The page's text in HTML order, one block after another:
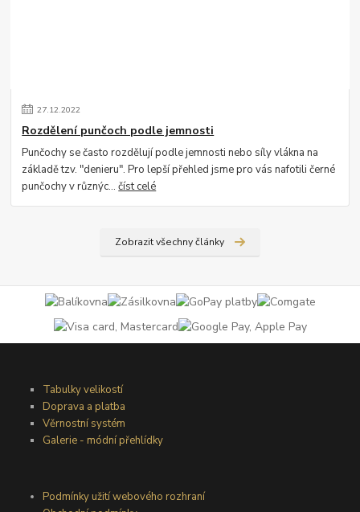
27.12.2022
Rozdělení punčoch podle jemnosti
Punčochy se často rozdělují podle jemnosti nebo síly vlákna na
základě tzv. "denieru". Pro lepší přehled jsme pro vás nafotili černé
punčochy v různýc...číst celé
Zobrazit všechny články
Tabulky velikostí
Doprava a platba
Věrnostní systém
Galerie - módní přehlídky
Podmínky užití webového rozhraní